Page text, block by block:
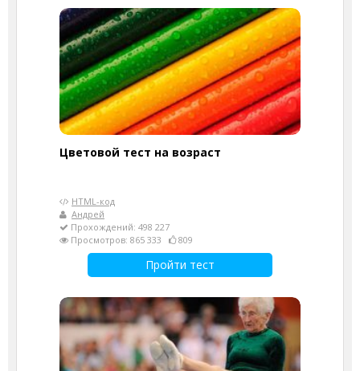
Цветовой тест на возраст
HTML-код
Андрей
Прохождений: 498 227
Просмотров: 865 333
809
Пройти тест